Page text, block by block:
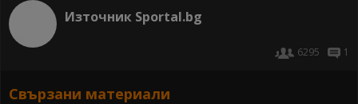
Източник Sportal.bg
6295 1
Свързани материали